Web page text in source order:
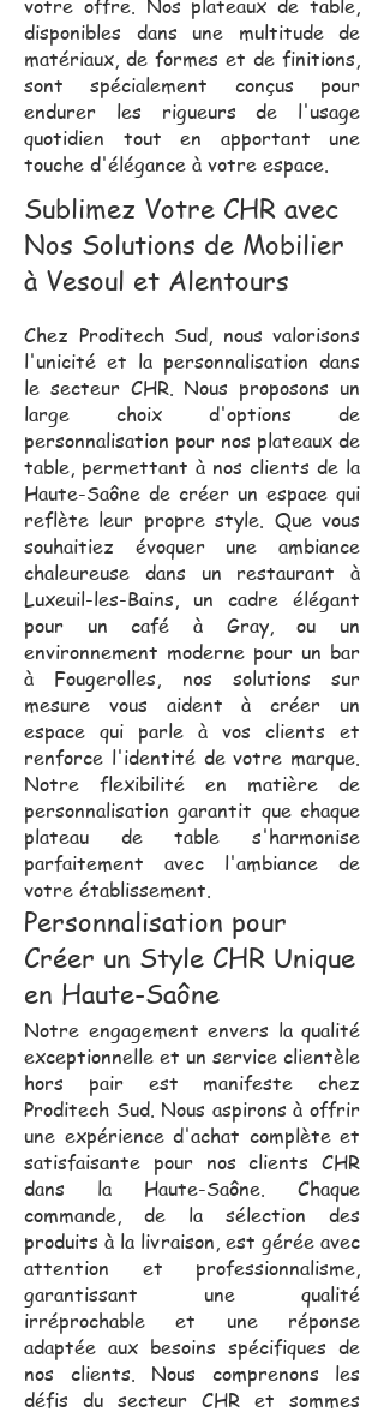
votre offre. Nos plateaux de table,
disponibles dans une multitude de
matériaux, de formes et de finitions,
sont spécialement conçus pour
endurer les rigueurs de l'usage
quotidien tout en apportant une
touche d'élégance à votre espace.
Sublimez Votre CHR avec
Nos Solutions de Mobilier
à Vesoul et Alentours
Chez Proditech Sud, nous valorisons
l'unicité et la personnalisation dans
le secteur CHR. Nous proposons un
large choix d'options de
personnalisation pour nos plateaux de
table, permettant à nos clients de la
Haute-Saône de créer un espace qui
reflète leur propre style. Que vous
souhaitiez évoquer une ambiance
chaleureuse dans un restaurant à
Luxeuil-les-Bains, un cadre élégant
pour un café à Gray, ou un
environnement moderne pour un bar
à Fougerolles, nos solutions sur
mesure vous aident à créer un
espace qui parle à vos clients et
renforce l'identité de votre marque.
Notre flexibilité en matière de
personnalisation garantit que chaque
plateau de table s'harmonise
parfaitement avec l'ambiance de
votre établissement.
Personnalisation pour
Créer un Style CHR Unique
en Haute-Saône
Notre engagement envers la qualité
exceptionnelle et un service clientèle
hors pair est manifeste chez
Proditech Sud. Nous aspirons à offrir
une expérience d'achat complète et
satisfaisante pour nos clients CHR
dans la Haute-Saône. Chaque
commande, de la sélection des
produits à la livraison, est gérée avec
attention et professionnalisme,
garantissant une qualité
irréprochable et une réponse
adaptée aux besoins spécifiques de
nos clients. Nous comprenons les
défis du secteur CHR et sommes